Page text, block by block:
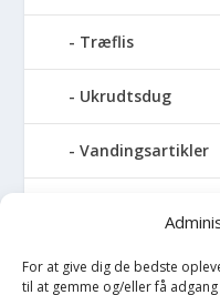
For at give dig de bedste
til at gemme og/eller få
Træflis
Ukrudtsdug
Vandingsartikler
Vildthegn